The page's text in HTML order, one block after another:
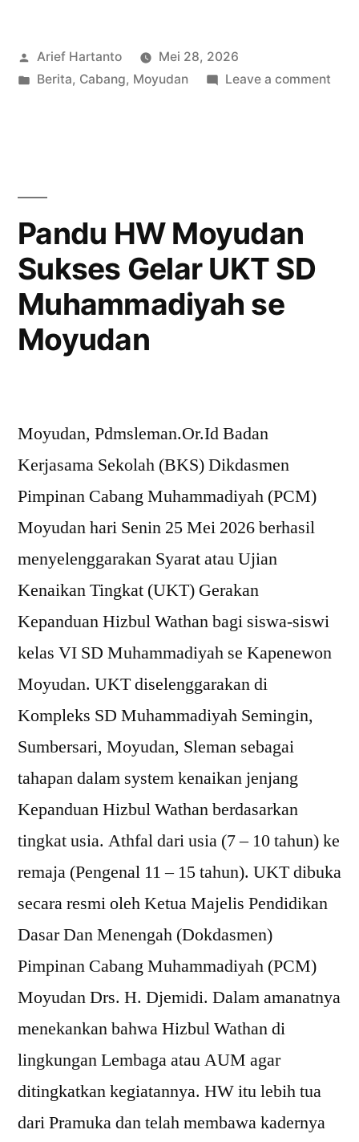
Arief Hartanto
Mei 28, 2026
Berita, Cabang, Moyudan Leave a comment
Pandu HW Moyudan
Sukses Gelar UKT SD
Muhammadiyah se
Moyudan
Moyudan, Pdmsleman.Or.Id Badan
Kerjasama Sekolah (BKS) Dikdasmen
Pimpinan Cabang Muhammadiyah (PCM)
Moyudan hari Senin 25 Mei 2026 berhasil
menyelenggarakan Syarat atau Ujian
Kenaikan Tingkat (UKT) Gerakan
Kepanduan Hizbul Wathan bagi siswa-siswi
kelas VI SD Muhammadiyah se Kapenewon
Moyudan. UKT diselenggarakan di
Kompleks SD Muhammadiyah Semingin,
Sumbersari, Moyudan, Sleman sebagai
tahapan dalam system kenaikan jenjang
Kepanduan Hizbul Wathan berdasarkan
tingkat usia. Athfal dari usia (7 – 10 tahun) ke
remaja (Pengenal 11 – 15 tahun). UKT dibuka
secara resmi oleh Ketua Majelis Pendidikan
Dasar Dan Menengah (Dokdasmen)
Pimpinan Cabang Muhammadiyah (PCM)
Moyudan Drs. H. Djemidi. Dalam amanatnya
menekankan bahwa Hizbul Wathan di
lingkungan Lembaga atau AUM agar
ditingkatkan kegiatannya. HW itu lebih tua
dari Pramuka dan telah membawa kadernya